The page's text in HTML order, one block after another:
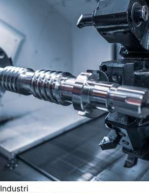
Industri